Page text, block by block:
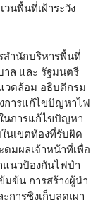
วนพื้นที่เฝ้าระวัง
สำนักบริหารพื้นที่
าล และ รัฐมนตรี
วดล้อม อธิบดีกรม
การแก้ไขปัญหาไฟ
นการแก้ไขปัญหา
นเขตท้องที่รับผิด
มผลเจ้าหน้าที่เพื่อ
แนวป้องกันไฟป่า
ข้น การสร้างผู้นำ
การชิงเก็บลดเผา